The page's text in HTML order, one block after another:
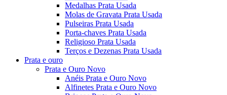
Medalhas Prata Usada
Molas de Gravata Prata Usada
Pulseiras Prata Usada
Porta-chaves Prata Usada
Religioso Prata Usada
Terços e Dezenas Prata Usada
Prata e ouro
Prata e Ouro Novo
Anéis Prata e Ouro Novo
Alfinetes Prata e Ouro Novo